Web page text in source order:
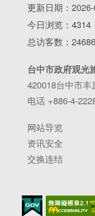
更新日期：
今日浏览：4314
总访客数：
台中市政府观光
420018台中市
电话 +886-4-
网站导览
资讯安全
交换连结